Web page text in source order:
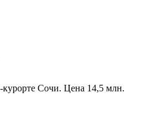
Сочи. Цена 14,5 млн.